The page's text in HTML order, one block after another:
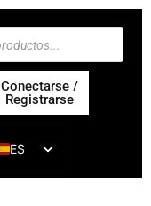
Conectarse /
Registrarse
ES
EN